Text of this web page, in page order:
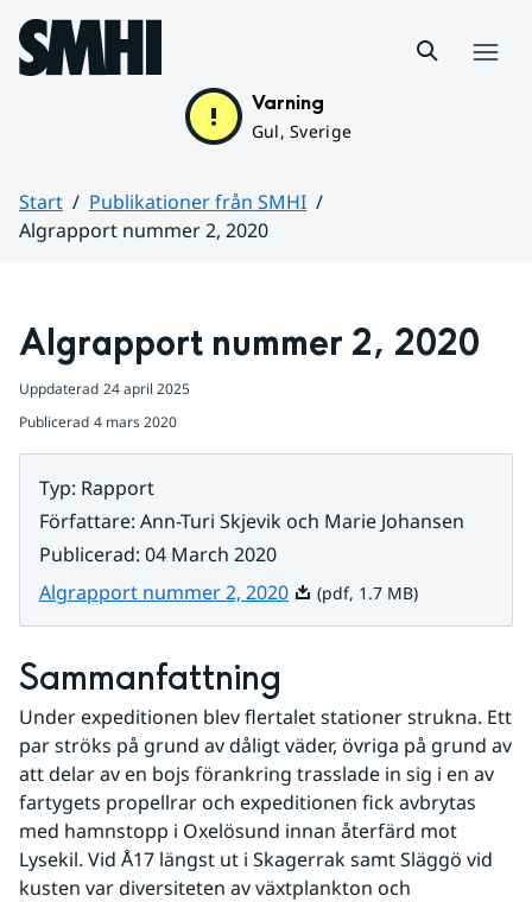
Hoppa till sidans innehåll
Varning
Gul, Sverige
Start
Publikationer från SMHI
Algrapport nummer 2, 2020
Algrapport nummer 2, 2020
Uppdaterad 24 april 2025
Publicerad 4 mars 2020
Typ: Rapport
Författare: Ann-Turi Skjevik och Marie Johansen
Publicerad: 04 March 2020
Algrapport nummer 2, 2020Pdf, 1.7 MB.
(pdf, 1.7 MB)
Sammanfattning
Under expeditionen blev flertalet stationer strukna. Ett
par ströks på grund av dåligt väder, övriga på grund av
att delar av en bojs förankring trasslade in sig i en av
fartygets propellrar och expeditionen fick avbrytas
med hamnstopp i Oxelösund innan återfärd mot
Lysekil. Vid Å17 längst ut i Skagerrak samt Släggö vid
kusten var diversiteten av växtplankton och